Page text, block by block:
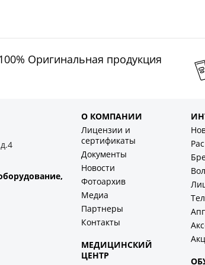
100% Оригинальная продукция
О КОМПАНИИ
Лицензии и
сертификаты
Документы
Новости
Фотоархив
Медиа
Партнеры
Контакты
МЕДИЦИНСКИЙ
ЦЕНТР